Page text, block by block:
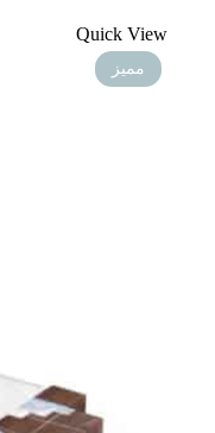
Quick View
مميز